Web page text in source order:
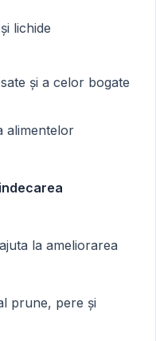
lichide
și a celor bogate
alimentelor
la ameliorarea
prune, pere și